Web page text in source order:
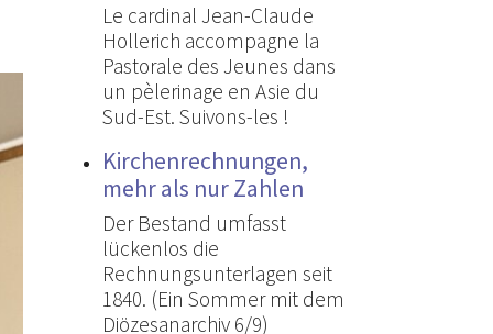
Le cardinal Jean-Claude
Hollerich accompagne la
Pastorale des Jeunes dans
un pèlerinage en Asie du
Sud-Est. Suivons-les !
Kirchenrechnungen,
mehr als nur Zahlen
Der Bestand umfasst
lückenlos die
Rechnungsunterlagen seit
1840. (Ein Sommer mit dem
Diözesanarchiv 6/9)